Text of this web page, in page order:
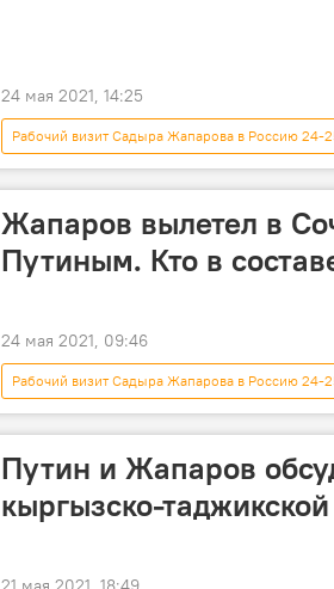
24 мая 2021, 14:25
Рабочий визит Садыра Жапарова в Россию 24-
визит
Кыргызстан Россия
Жапаров вылетел в
Путиным. Кто в
24 мая 2021, 09:46
Рабочий визит Садыра Жапарова в Россию 24-
Политика
Садыр Жапаров
Путин и Жапаров
кыргызско-